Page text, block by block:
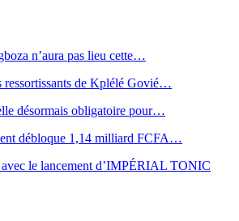
n’aura pas lieu cette…
ressortissants de Kplélé Govié…
désormais obligatoire pour…
débloque 1,14 milliard FCFA…
le lancement d’IMPÉRIAL TONIC